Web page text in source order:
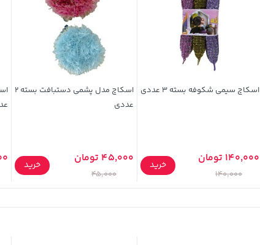
اسکاچ سیمی شکوفه بسته 3 عددی
140,000 تومان
140,000
خرید
اسکاچ مدل پشمی دستبافت بسته 2
عددی
45,000 تومان
45,000
خرید